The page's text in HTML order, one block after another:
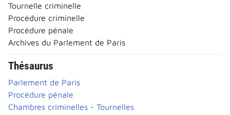
Tournelle criminelle
Procédure criminelle
Procédure pénale
Archives du Parlement de Paris
Thésaurus
Parlement de Paris
Procédure pénale
Chambres criminelles - Tournelles